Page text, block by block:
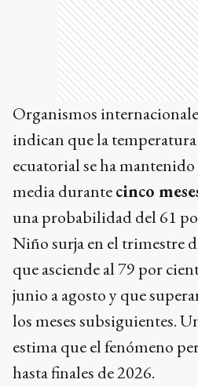
Organismos
indican que la
ecuatorial se ha
media durantecinco
una probabilidad del 61
Niño surja en el trimestre
que asciende al 79 por
junio a agosto y que
los meses subsiguientes.
estima que el fenómeno
hasta finales de 2026.